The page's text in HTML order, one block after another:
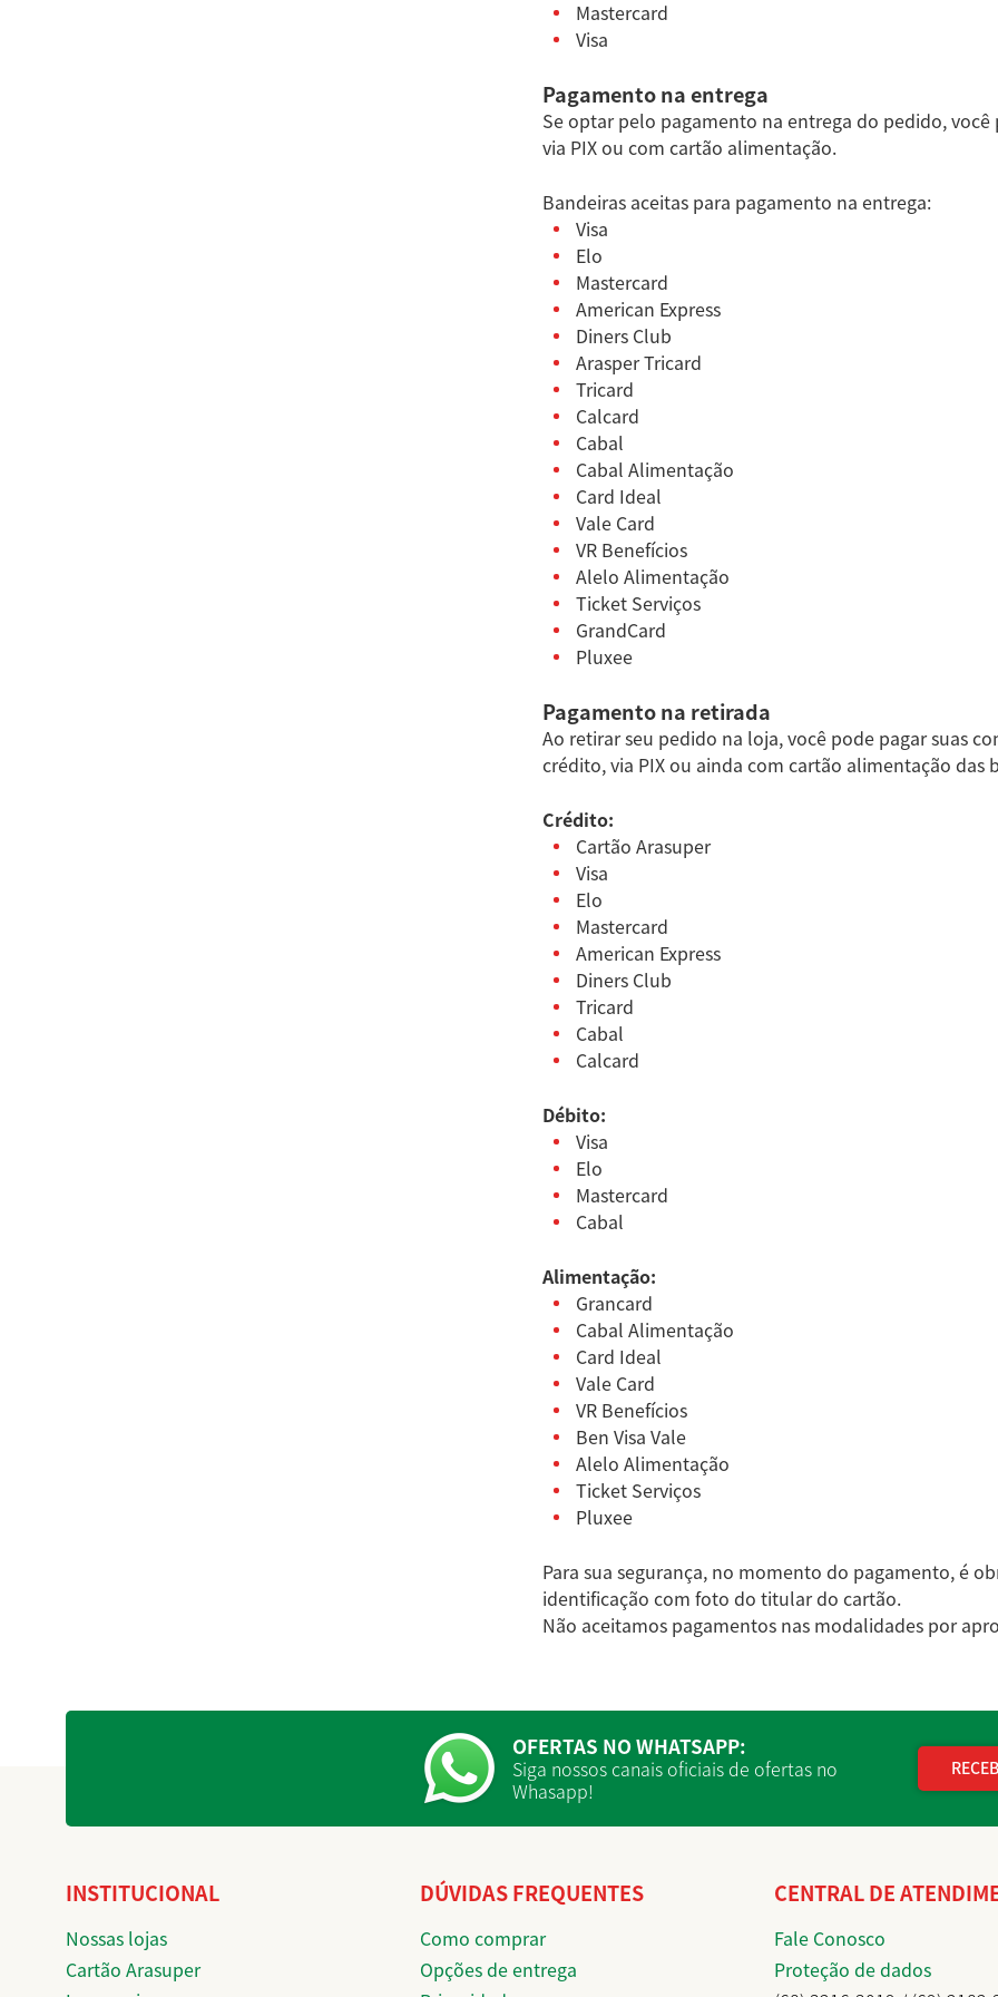
Mastercard
Visa
Pagamento na entrega
Se optar pelo pagamento na entrega do pedido,
via PIX ou com cartão alimentação.
Bandeiras aceitas para pagamento na entrega:
Visa
Elo
Mastercard
American Express
Diners Club
Arasper Tricard
Tricard
Calcard
Cabal
Cabal Alimentação
Card Ideal
Vale Card
VR Benefícios
Alelo Alimentação
Ticket Serviços
GrandCard
Pluxee
Pagamento na retirada
Ao retirar seu pedido na loja, você pode pagar suas
crédito, via PIX ou ainda com cartão alimentação das
Crédito:
Cartão Arasuper
Visa
Elo
Mastercard
American Express
Diners Club
Tricard
Cabal
Calcard
Débito:
Visa
Elo
Mastercard
Cabal
Alimentação:
Grancard
Cabal Alimentação
Card Ideal
Vale Card
VR Benefícios
Ben Visa Vale
Alelo Alimentação
Ticket Serviços
Pluxee
Para sua segurança, no momento do pagamento, é
identificação com foto do titular do cartão.
Não aceitamos pagamentos nas modalidades por
OFERTAS NO WHATSAPP:
Siga nossos canais oficiais de ofertas no
Whasapp!
INSTITUCIONAL
Nossas lojas
Cartão Arasuper
DÚVIDAS FREQUENTES
Como comprar
Opções de entrega
CENTRAL DE
Fale Conosco
Proteção de dados